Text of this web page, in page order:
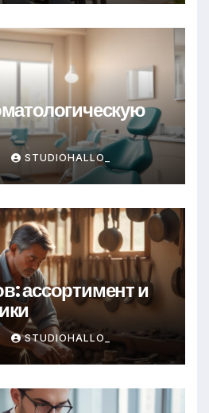
STUDIOHALLO_
ассортимент и
STUDIOHALLO_